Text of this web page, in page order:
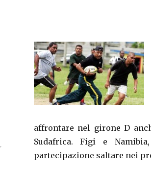
affrontare nel girone D
Sudafrica. Figi e
partecipazione saltare nei